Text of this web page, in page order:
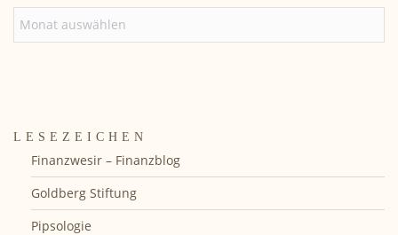
LESEZEICHEN
Finanzwesir – Finanzblog
Goldberg Stiftung
Pipsologie